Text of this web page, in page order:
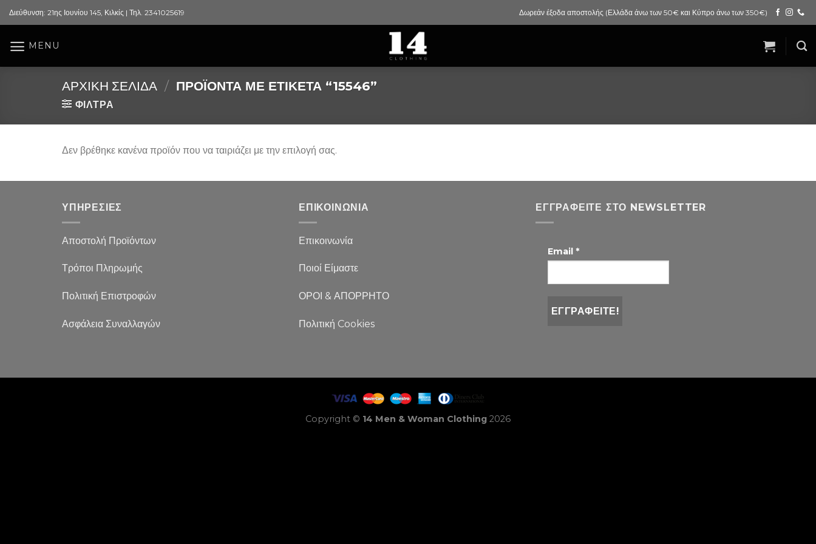
Skip
to
Διεύθυνση: 21ης Ιουνίου 145, Κιλκίς | Τηλ. 2341025619 Δωρεάν έξοδα αποστολής (Ελλάδα άνω των 50€ και Κύπρο άνω των 350€)
MENU
ΑΡΧΙΚΉ ΣΕΛΊΔΑ / ΠΡΟΪΌΝΤΑ ΜΕ ΕΤΙΚΈΤΑ “15546”
ΦΙΛΤΡΑ
Δεν βρέθηκε κανένα προϊόν που να ταιριάζει με την επιλογή σας.
ΥΠΗΡΕΣΙΕΣ
Αποστολή Προϊόντων
Τρόποι Πληρωμής
Πολιτική Επιστροφών
Ασφάλεια Συναλλαγών
ΕΠΙΚΟΙΝΩΝΙΑ
Επικοινωνία
Ποιοί Είμαστε
ΟΡΟΙ & ΑΠΟΡΡΗΤΟ
Πολιτική Cookies
ΕΓΓΡΑΦΕΊΤΕ ΣΤΟ NEWSLETTER
Email *
Copyright © 14 Men & Woman Clothing 2026